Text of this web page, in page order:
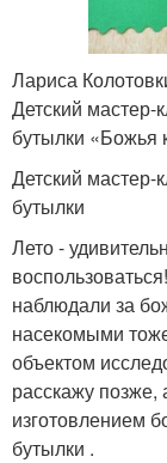
Лариса
Детский мастер-
бутылки «Божья
Детский мастер-
бутылки
Лето -
наблюдали за
насекомыми
объектом
расскажу позже,
изготовлением
бутылки .